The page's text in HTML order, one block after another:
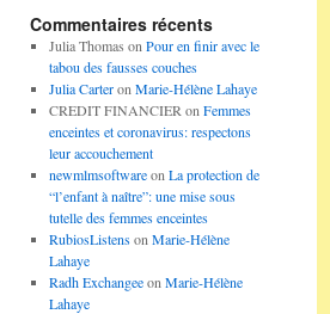
Commentaires récents
Julia Thomas on Pour en finir avec le
tabou des fausses couches
Julia Carteron Marie-Hélène Lahaye
CREDIT FINANCIER on Femmes
enceintes et coronavirus: respectons
leur accouchement
newmlmsoftwareon La protection de
“l’enfant à naître”: une mise sous
tutelle des femmes enceintes
RubiosListenson Marie-Hélène
Lahaye
Radh Exchangeeon Marie-Hélène
Lahaye